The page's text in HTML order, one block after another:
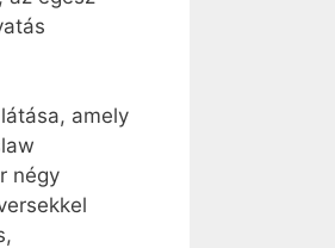
amely
négy